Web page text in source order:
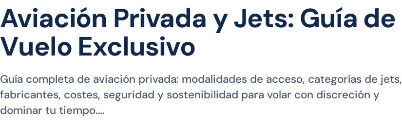
Aviación Privada y Jets: Guía de
Vuelo Exclusivo
Guía completa de aviación privada: modalidades de acceso, categorías de jets,
fabricantes, costes, seguridad y sostenibilidad para volar con discreción y
dominar tu tiempo.…